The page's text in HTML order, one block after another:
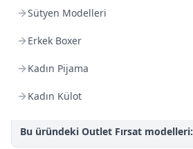
Sütyen Modelleri
Erkek Boxer
Kadın Pijama
Kadın Külot
%100 Orijinal Ürün Garantisi
Gizli Gönderim:
BK Bilgi Teknolojileri
TROY
Bu üründeki Outlet Fırsat modelleri: